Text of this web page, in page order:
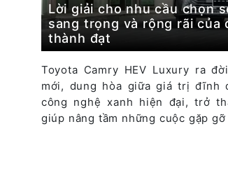
Lời giải cho nhu cầu chọn
sang trọng và rộng rãi của
thành đạt
Toyota Camry HEV Luxury ra
mới, dung hòa giữa giá trị đĩnh
công nghệ xanh hiện đại, trở
giúp nâng tầm những cuộc gặp